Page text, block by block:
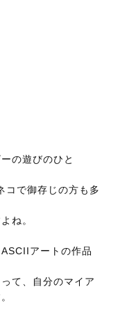
の遊びのひと
コで御存じの方も多
ね。
アートの作品
て、自分のマイア